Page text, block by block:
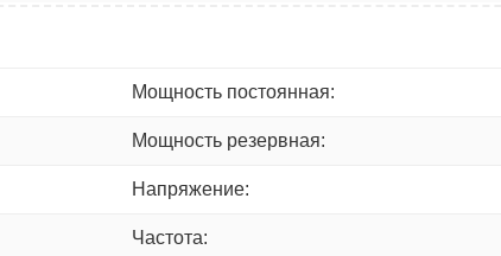
Мощность постоянная:
Мощность резервная:
Напряжение:
Частота: